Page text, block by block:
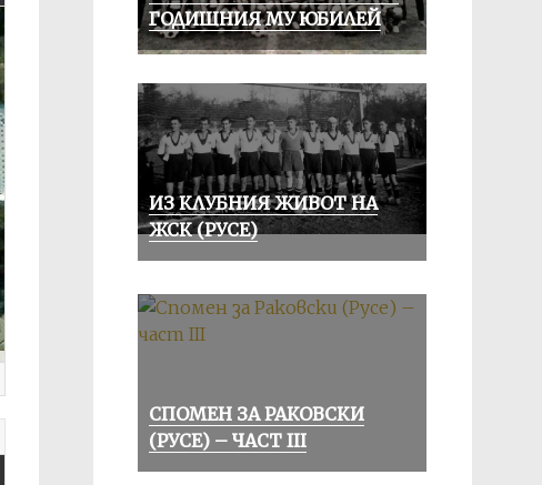
ГОДИШНИЯ МУ ЮБИЛЕЙ
ИЗ КЛУБНИЯ ЖИВОТ НА
ЖСК (РУСЕ)
СПОМЕН ЗА РАКОВСКИ
(РУСЕ) – ЧАСТ III